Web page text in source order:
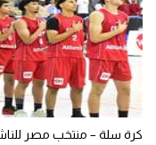
كرة سلة – منتخب مصر